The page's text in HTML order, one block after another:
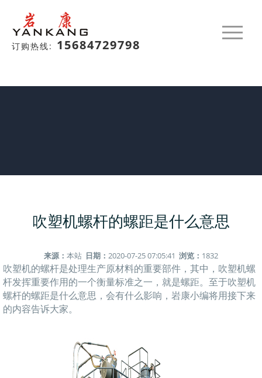
订购热线: 15684729798
吹塑机螺杆的螺距是什么意思
来源： 本站 日期： 2020-07-25 07:05:41 浏览： 1832
吹塑机的螺杆是处理生产原材料的重要部件，其中，吹塑机螺
杆发挥重要作用的一个衡量标准之一，就是螺距。至于吹塑机
螺杆的螺距是什么意思，会有什么影响，岩康小编将用接下来
的内容告诉大家。